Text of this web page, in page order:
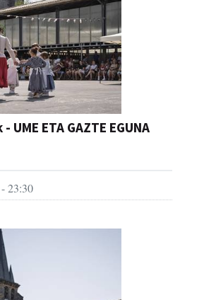
UME ETA GAZTE EGUNA
23:30